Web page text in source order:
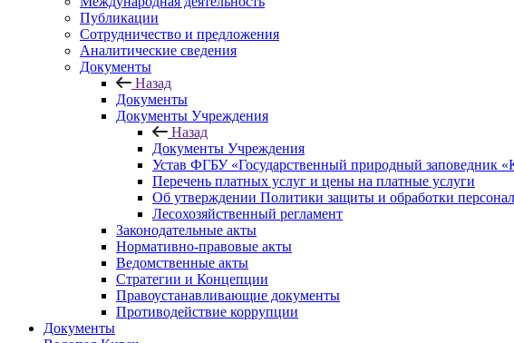
Публикации
Сотрудничество и предложения
Аналитические сведения
Документы
Назад
Документы
Документы Учреждения
Назад
Документы Учреждения
Устав ФГБУ «Государственный природный заповедник
Перечень платных услуг и цены на платные услуги
Об утверждении Политики защиты и обработки
Лесохозяйственный регламент
Законодательные акты
Нормативно-правовые акты
Ведомственные акты
Стратегии и Концепции
Правоустанавливающие документы
Противодействие коррупции
Документы